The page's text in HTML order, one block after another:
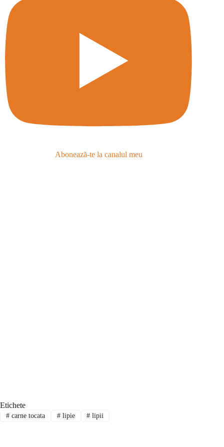
Abonează-te la canalul meu
Etichete
#carne tocata #lipie # lipii